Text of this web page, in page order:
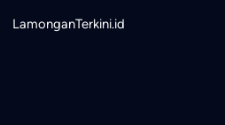
LamonganTerkini.id